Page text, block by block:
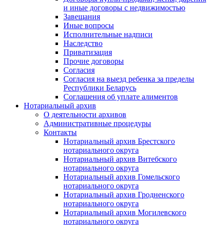
и иные договоры с недвижимостью
Завещания
Иные вопросы
Исполнительные надписи
Наследство
Приватизация
Прочие договоры
Согласия
Согласия на выезд ребенка за пределы
Республики Беларусь
Соглашения об уплате алиментов
Нотариальный архив
О деятельности архивов
Административные процедуры
Контакты
Нотариальный архив Брестского
нотариального округа
Нотариальный архив Витебского
нотариального округа
Нотариальный архив Гомельского
нотариального округа
Нотариальный архив Гродненского
нотариального округа
Нотариальный архив Могилевского
нотариального округа